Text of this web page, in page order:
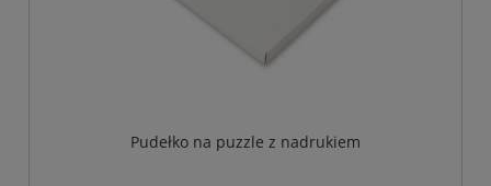
Pudełko na puzzle z nadrukiem